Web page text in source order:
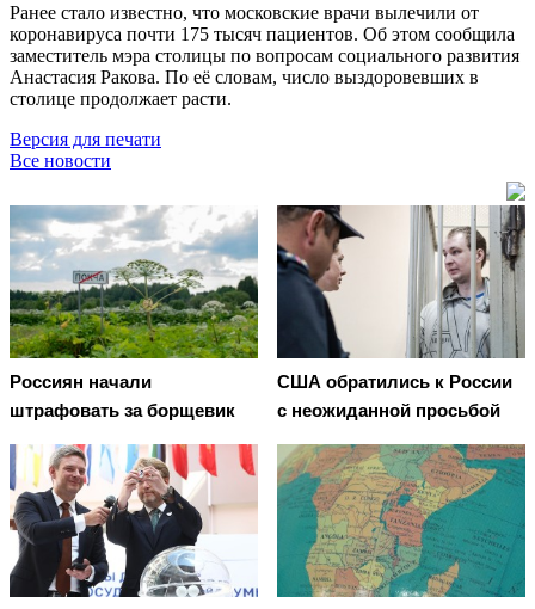
Ранее стало известно, что московские врачи вылечили от
коронавируса почти 175 тысяч пациентов. Об этом сообщила
заместитель мэра столицы по вопросам социального развития
Анастасия Ракова. По её словам, число выздоровевших в
столице продолжает расти.
Версия для печати
Все новости
Россиян начали
штрафовать за борщевик
США обратились к России
с неожиданной просьбой